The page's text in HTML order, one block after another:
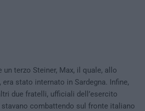
un terzo Steiner, Max, il quale, allo
stato internato in Sardegna. Infine,
due fratelli, ufficiali dell’esercito
stavano combattendo sul fronte italiano